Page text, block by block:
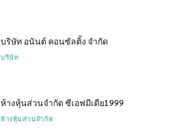
บริษัท อนันต์ คอนซัลติ้ง จำกัด
บริษัท
ห้างหุ้นส่วนจำกัด ซีเอฟมีเดีย1999
ห้างหุ้นส่วนจำกัด